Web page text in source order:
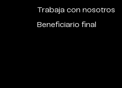
Trabaja con nosotros
Beneficiario final